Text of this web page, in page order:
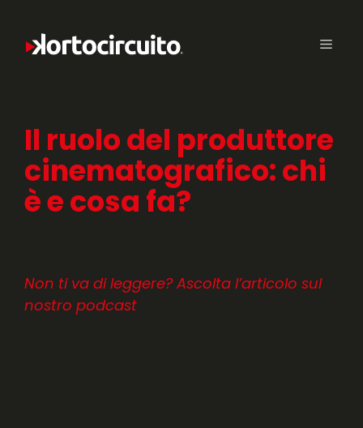
Il ruolo del produttore
cinematografico: chi
è e cosa fa?
Non ti va di leggere? Ascolta l’articolo sul
nostro podcast